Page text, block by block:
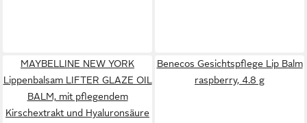
MAYBELLINE NEW YORK
Lippenbalsam LIFTER GLAZE OIL
BALM, mit pflegendem
Kirschextrakt und Hyaluronsäure
Benecos Gesichtspflege Lip Balm
raspberry, 4.8 g